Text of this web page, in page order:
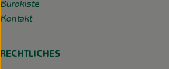
Bürokiste
Kontakt
RECHTLICHES